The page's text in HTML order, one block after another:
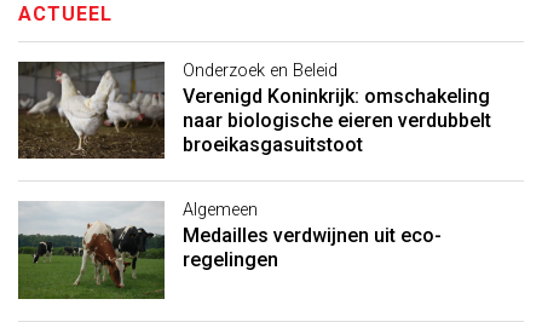
ACTUEEL
Onderzoek en Beleid
Verenigd Koninkrijk: omschakeling
naar biologische eieren verdubbelt
broeikasgasuitstoot
Algemeen
Medailles verdwijnen uit eco-
regelingen